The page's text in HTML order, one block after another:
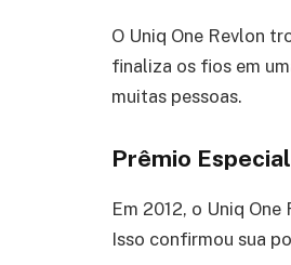
O Uniq One Revlon
finaliza os fios em
muitas pessoas.
Prêmio
Em 2012, o Uniq
Isso confirmou sua